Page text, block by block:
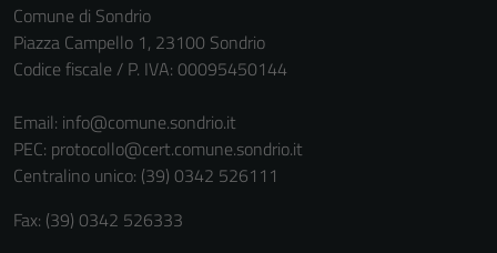
Comune di Sondrio
Piazza Campello 1, 23100 Sondrio
Codice fiscale / P. IVA: 00095450144
Email: info@comune.sondrio.it
PEC: protocollo@cert.comune.sondrio.it
Centralino unico: (39) 0342 526111
Fax: (39) 0342 526333
Questi cookie
personali.